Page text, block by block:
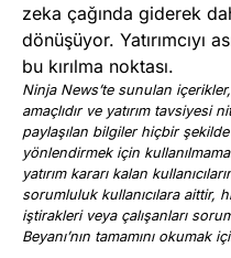
zeka çağında giderek
dönüşüyor. Yatırımcıyı
bu kırılma noktası.
Ninja News’te sunulan
amaçlıdır ve yatırım tavsiyesi
paylaşılan bilgiler hiçbir şekilde
yönlendirmek için
yatırım kararı kalan
sorumluluk kullanıcılara aittir,
iştirakleri veya çalışanları
Beyanı’nın tamamını okumak